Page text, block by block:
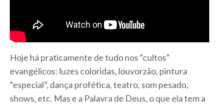
Hoje há praticamente de tudo nos “cultos”
evangélicos: luzes coloridas, louvorzão, pintura
“especial”, dança profética, teatro, som pesado,
shows, etc. Mas e a Palavra de Deus, o que ela tem a